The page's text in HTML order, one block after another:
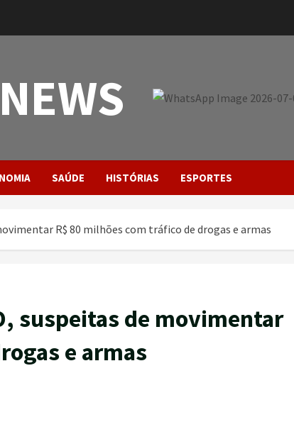
SAÚDE HISTÓRIAS ESPORTES
R$ 80 milhões com tráfico de drogas e armas
suspeitas de movimentar
e armas